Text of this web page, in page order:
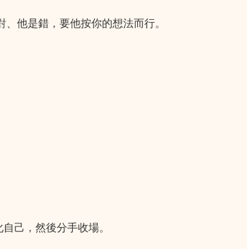
他是錯，要他按你的想法而行。
己，然後分手收場。